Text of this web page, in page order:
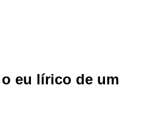
eu lírico de um